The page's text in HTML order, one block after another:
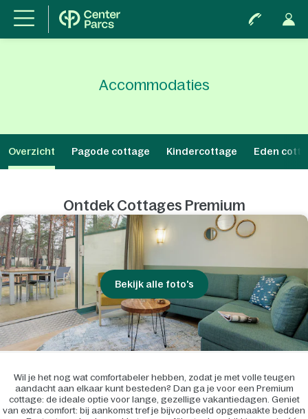
Accommodaties
Overzicht Pagode cottage Kindercottage Eden
Ontdek Cottages Premium
Wil je het nog wat comfortabeler hebben, zodat je met volle teugen
aandacht aan elkaar kunt besteden? Dan ga je voor een Premium
cottage: de ideale optie voor lange, gezellige vakantiedagen. Geniet
van extra comfort: bij aankomst tref je bijvoorbeeld opgemaakte bedden
Bekijk alle foto's